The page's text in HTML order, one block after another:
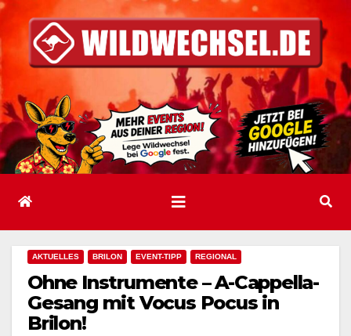
Inhalt
springen
AKTUELLES BRILON EVENT-TIPP REGIONAL
Ohne Instrumente – A-Cappella-
Gesang mit Vocus Pocus in
Brilon!